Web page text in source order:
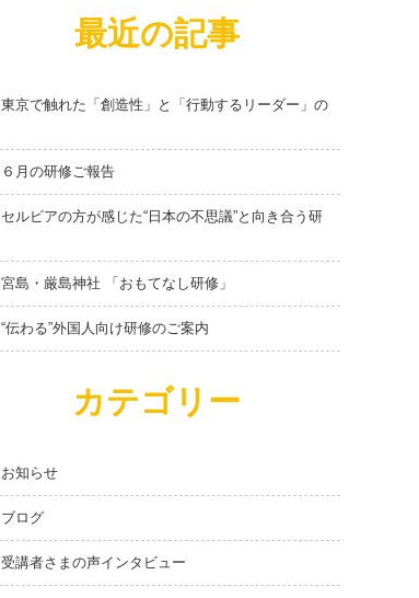
最近の記事
東京で触れた「創造性」と「行動するリーダー」の
６月の研修ご報告
セルビアの方が感じた“日本の不思議”と向き合う研
宮島・厳島神社 「おもてなし研修」
“伝わる”外国人向け研修のご案内
カテゴリー
お知らせ
ブログ
受講者さまの声インタビュー